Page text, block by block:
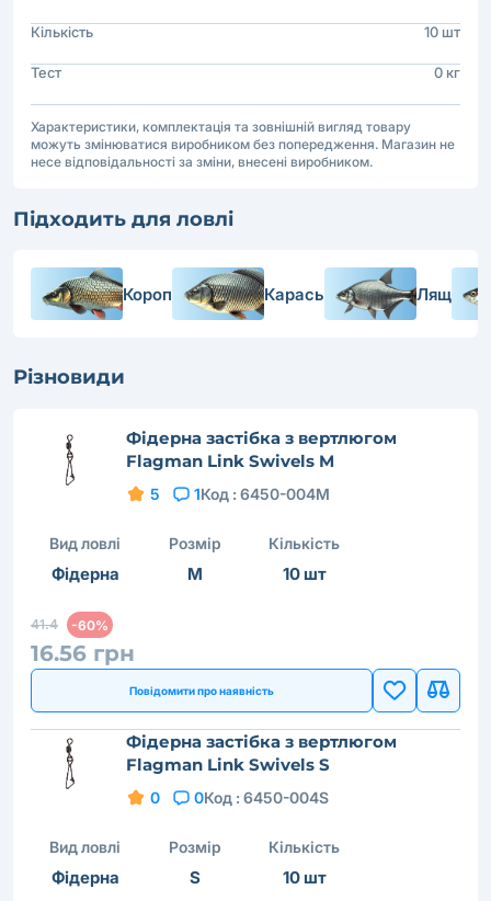
Кількість 10 шт
Тест 0 кг
Характеристики, комплектація та зовнішній вигляд товару
можуть змінюватися виробником без попередження. Магазин не
несе відповідальності за зміни, внесені виробником.
Підходить для ловлі
Короп Карась Лящ
Різновиди
Фідерна застібка з вертлюгом
Flagman Link Swivels M
5 1Код : 6450-004M
Вид ловлі
Фідерна
Розмір
M
Кількість
10 шт
41.4 -60%
16.56 грн
Повідомити про наявність
Фідерна застібка з вертлюгом
Flagman Link Swivels S
0 0Код : 6450-004S
Вид ловлі
Фідерна
Розмір
S
Кількість
10 шт